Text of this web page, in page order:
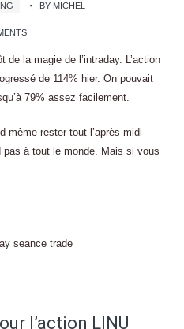
BY MICHEL
la magie de l’intraday. L’action
de 114% hier. On pouvait
79% assez facilement.
même rester tout l’après-midi
pas à tout le monde. Mais si vous
l’action LINU